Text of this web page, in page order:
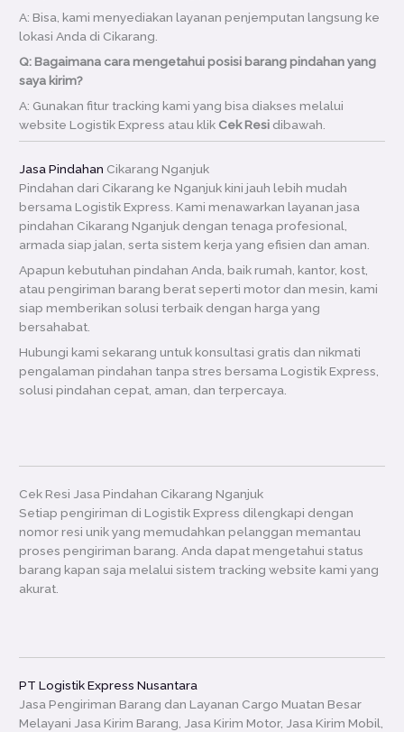
A: Bisa, kami menyediakan layanan penjemputan langsung ke
lokasi Anda di Cikarang.
Q: Bagaimana cara mengetahui posisi barang pindahan yang
saya kirim?
A: Gunakan fitur tracking kami yang bisa diakses melalui
website Logistik Express atau klik Cek Resi dibawah.
Jasa Pindahan Cikarang Nganjuk
Pindahan dari Cikarang ke Nganjuk kini jauh lebih mudah
bersama Logistik Express. Kami menawarkan layanan jasa
pindahan Cikarang Nganjuk dengan tenaga profesional,
armada siap jalan, serta sistem kerja yang efisien dan aman.
Apapun kebutuhan pindahan Anda, baik rumah, kantor, kost,
atau pengiriman barang berat seperti motor dan mesin, kami
siap memberikan solusi terbaik dengan harga yang
bersahabat.
Hubungi kami sekarang untuk konsultasi gratis dan nikmati
pengalaman pindahan tanpa stres bersama Logistik Express,
solusi pindahan cepat, aman, dan terpercaya.
Cek Resi Jasa Pindahan Cikarang Nganjuk
Setiap pengiriman di Logistik Express dilengkapi dengan
nomor resi unik yang memudahkan pelanggan memantau
proses pengiriman barang. Anda dapat mengetahui status
barang kapan saja melalui sistem tracking website kami yang
akurat.
PT Logistik Express Nusantara
Jasa Pengiriman Barang dan Layanan Cargo Muatan Besar
Melayani Jasa Kirim Barang, Jasa Kirim Motor, Jasa Kirim Mobil,